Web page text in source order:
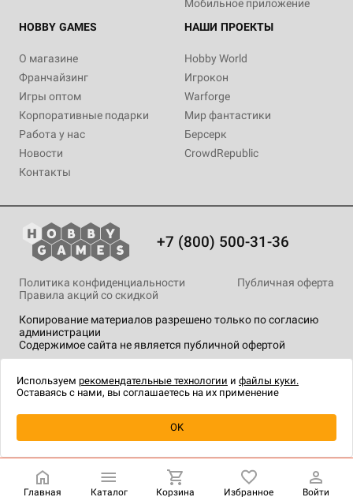
Уведомить о наличии
Мобильное приложение
HOBBY GAMES
О магазине
Франчайзинг
Игры оптом
Корпоративные подарки
Работа у нас
Новости
Контакты
НАШИ ПРОЕКТЫ
Hobby World
Игрокон
Warforge
Мир фантастики
Берсерк
CrowdRepublic
+7 (800) 500-31-36
Копирование материалов разрешено только по согласию
администрации
Содержимое сайта не является публичной офертой
Политика конфиденциальности
Публичная оферта
Правила акций со скидкой
технологии.
Главная Каталог Корзина Избранное Войти
Используем рекомендательные технологии и файлы куки.
Оставаясь с нами, вы соглашаетесь на их применение
OK